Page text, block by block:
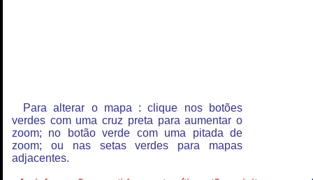
Para alterar o mapa : clique nos botões
verdes com uma cruz preta para aumentar o
zoom; no botão verde com uma pitada de
zoom; ou nas setas verdes para mapas
adjacentes.